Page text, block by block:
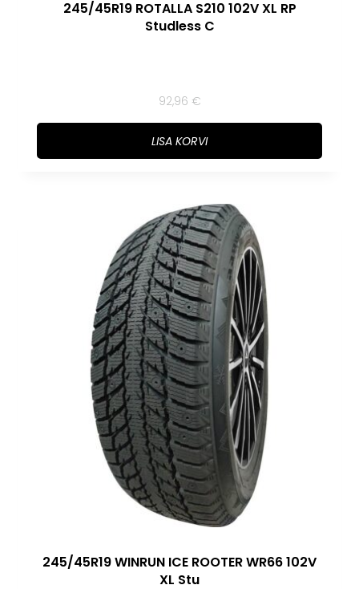
245/45R19 ROTALLA S210 102V XL RP
Studless C
92,96 €
LISA KORVI
245/45R19 WINRUN ICE ROOTER WR66 102V
XL Stu